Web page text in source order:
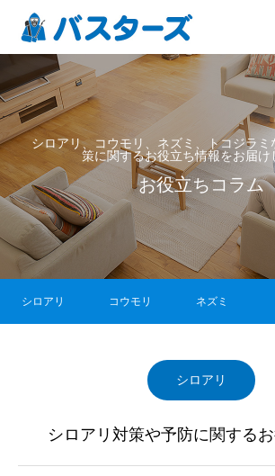
シロアリ、コウモリ、ネズミ、トコジラ
策に関するお役立ち情報をお届け
お役立ちコラム
シロアリ コウモリ ネズミ
シロアリ
シロアリ対策や予防に関する